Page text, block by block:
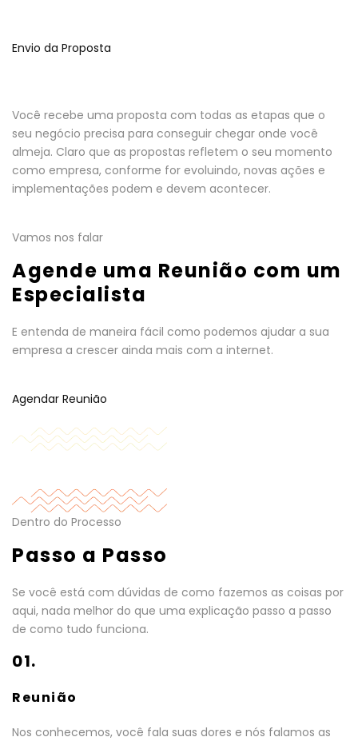
Envio da Proposta
Você recebe uma proposta com todas as etapas que o
seu negócio precisa para conseguir chegar onde você
almeja. Claro que as propostas refletem o seu momento
como empresa, conforme for evoluindo, novas ações e
implementações podem e devem acontecer.
Vamos nos falar
Agende uma Reunião com um
Especialista
E entenda de maneira fácil como podemos ajudar a sua
empresa a crescer ainda mais com a internet.
Agendar Reunião
Dentro do Processo
Passo a Passo
Se você está com dúvidas de como fazemos as coisas por
aqui, nada melhor do que uma explicação passo a passo
de como tudo funciona.
01.
Reunião
Nos conhecemos, você fala suas dores e nós falamos as